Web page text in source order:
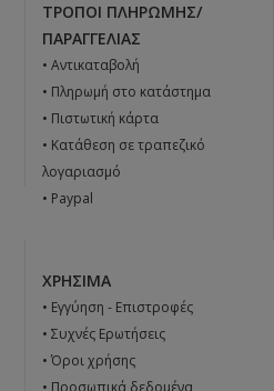
ΤΡΌΠΟΙ ΠΛΗΡΩΜΉΣ/
ΠΑΡΑΓΓΕΛΊΑΣ
• Αντικαταβολή
• Πληρωμή στο κατάστημα
• Πιστωτική κάρτα
• Κατάθεση σε τραπεζικό
λογαριασμό
• Paypal
ΧΡΉΣΙΜΑ
• Εγγύηση - Επιστροφές
• Συχνές Ερωτήσεις
• Όροι χρήσης